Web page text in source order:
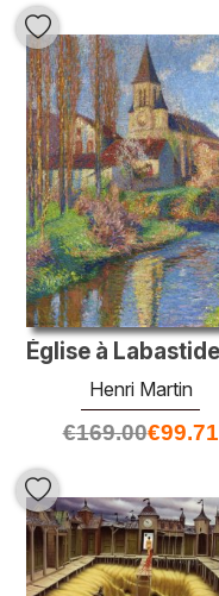
Henri Martin
€169.00€99.71